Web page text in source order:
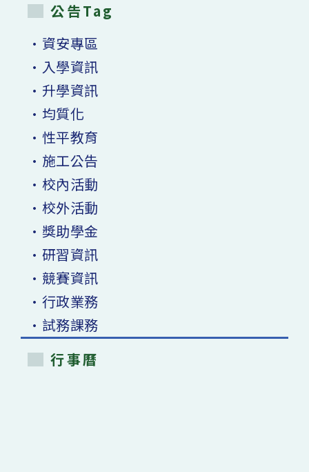
公告Tag
•資安專區
•入學資訊
•升學資訊
•均質化
•性平教育
•施工公告
•校內活動
•校外活動
•獎助學金
•研習資訊
•競賽資訊
•行政業務
•試務課務
行事曆